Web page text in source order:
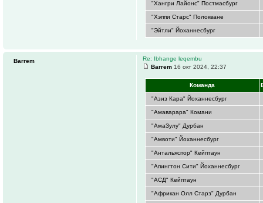
"Хангри Лайонс" Постмасбург
"Хэппи Старс" Полокване
"Эйтли" Йоханнесбург
Re: Ibhange leqembu
Barrem 16 окт 2024, 22:37
Команда
"Азиз Кара" Йоханнесбург
"Амаварара" Комани
"АмаЗулу" Дурбан
"Амвоти" Йоханнесбург
"Антальяспор" Кейптаун
"Апингтон Сити" Йоханнесбург
"АСД" Кейптаун
"Африкан Олл Старз" Дурбан
Barrem